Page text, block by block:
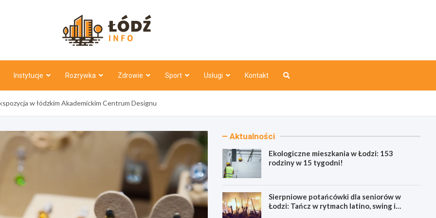
Instytucje Rozrywka Zdrowie Sport Usługi Kontakt
w łódzkim Akademickim Centrum Designu
Aktualności
Ekologiczne mieszkania w Łodzi: 153
rodziny w 15 tygodni!
Sierpniowe potańcówki dla seniorów w
Łodzi: Tańcz w rytmach latino, swing i